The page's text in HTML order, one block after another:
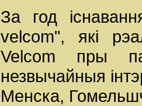
За год
velcom", які
Velcom пры
незвычайныя
Менска,